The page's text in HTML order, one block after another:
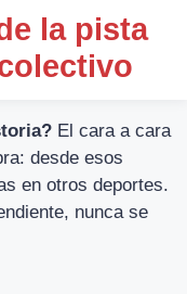
la pista
El cara a cara
desde esos
en otros deportes.
nunca se